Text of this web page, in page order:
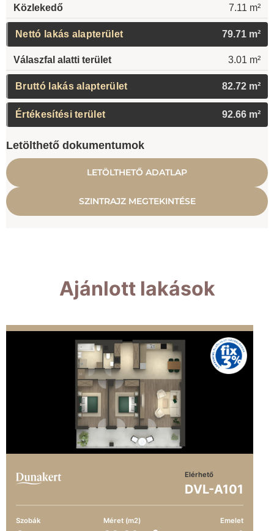
Közlekedő 7.11 m²
Nettó lakás alapterület 79.71 m²
Válaszfal alatti terület 3.01 m²
Bruttó lakás alapterület 82.72 m²
Értékesítési terület 92.66 m²
Letölthető dokumentumok
LETÖLTHETŐ ADATLAP
SZINTRAJZ MEGTEKINTÉSE
Ajánlott lakások
Elérhető
DVL-A101
Szobák Méret (m2) Emelet